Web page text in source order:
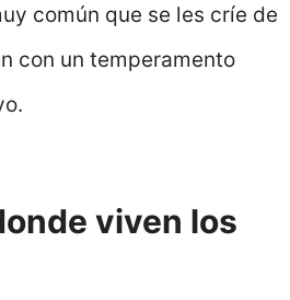
común que se les críe de
con un temperamento
viven los